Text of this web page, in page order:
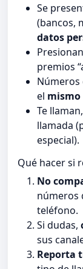
Se
(bancos,
datos
premios
el
Te
llamada
especial).
Qué hacer si
No
números
teléfono.
Si dudas,
sus
Reporta